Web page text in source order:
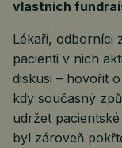
vlastních
Lékaři, odborníci
pacienti v nich
diskusi – hovořit
kdy současný
udržet
byl zároveň